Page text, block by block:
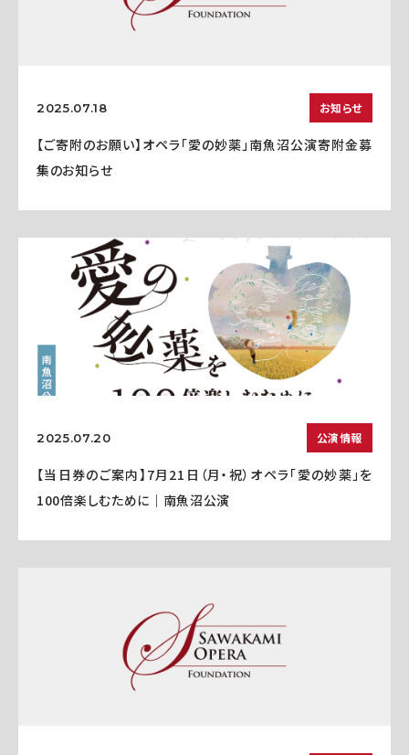
2025.07.18 お知らせ
【ご寄附のお願い】オペラ「愛の妙薬」南魚沼公演寄附金募
集のお知らせ
2025.07.20 公演情報
【当日券のご案内】7月21日（月・祝）オペラ「愛の妙薬」を
100倍楽しむために｜南魚沼公演